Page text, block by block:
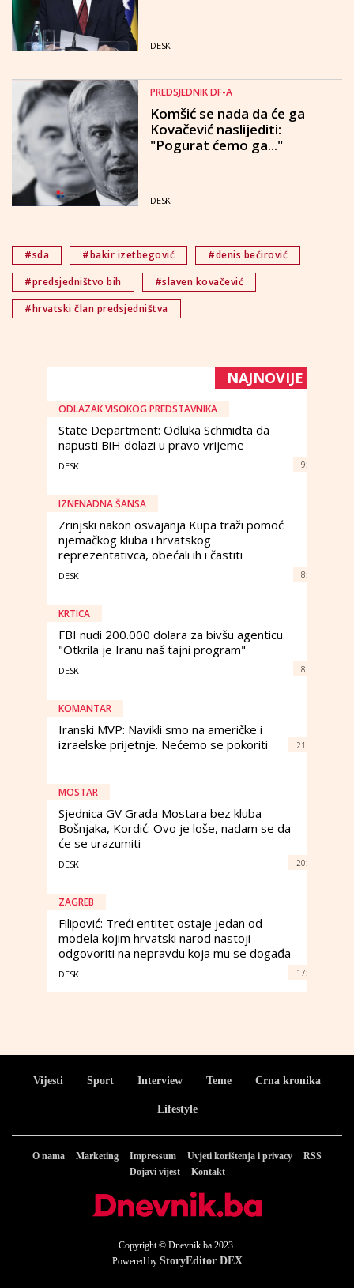
DESK
PREDSJEDNIK DF-A
Komšić se nada da će ga
Kovačević naslijediti:
"Pogurat ćemo ga..."
DESK
#sda #bakir izetbegović
#denis bećirović
#predsjedništvo bih
#slaven kovačević
#hrvatski član predsjedništva
NAJNOVIJE
ODLAZAK VISOKOG PREDSTAVNIKA
State Department: Odluka Schmidta da
napusti BiH dolazi u pravo vrijeme
DESK 9:
IZNENADNA ŠANSA
Zrinjski nakon osvajanja Kupa traži pomoć
njemačkog kluba i hrvatskog
reprezentativca, obećali ih i častiti
DESK 8:
KRTICA
FBI nudi 200.000 dolara za bivšu agenticu.
"Otkrila je Iranu naš tajni program"
DESK 8:
KOMANTAR
Iranski MVP: Navikli smo na američke i
izraelske prijetnje. Nećemo se pokoriti
21:
MOSTAR
Sjednica GV Grada Mostara bez kluba
Bošnjaka, Kordić: Ovo je loše, nadam se da
će se urazumiti
DESK 20:
ZAGREB
Filipović: Treći entitet ostaje jedan od
modela kojim hrvatski narod nastoji
odgovoriti na nepravdu koja mu se događa
DESK 17:
Vijesti Sport Interview Teme Crna kronika
Lifestyle
O nama Marketing Impressum Uvjeti korištenja i privacy
RSS
Dojavi vijest
Kontakt
Copyright © Dnevnik.ba 2023.
Powered by StoryEditor DEX